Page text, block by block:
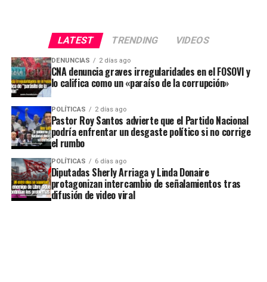
LATEST TRENDING VIDEOS
DENUNCIAS 2 días ago
CNA denuncia graves irregularidades en el FOSOVI y
lo califica como un «paraíso de la corrupción»
POLÍTICAS 2 días ago
Pastor Roy Santos advierte que el Partido Nacional
podría enfrentar un desgaste político si no corrige
el rumbo
POLÍTICAS 6 días ago
Diputadas Sherly Arriaga y Linda Donaire
protagonizan intercambio de señalamientos tras
difusión de video viral